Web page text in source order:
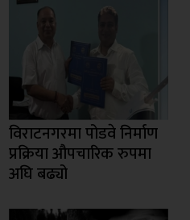
विराटनगरमा पोडवे निर्माण
प्रक्रिया औपचारिक रुपमा
अघि बढ्यो